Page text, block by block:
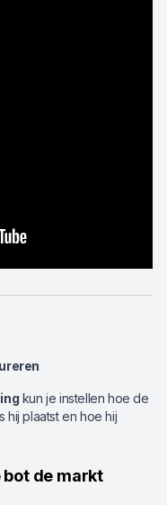
kun je instellen hoe de
plaatst en hoe hij
bot de markt